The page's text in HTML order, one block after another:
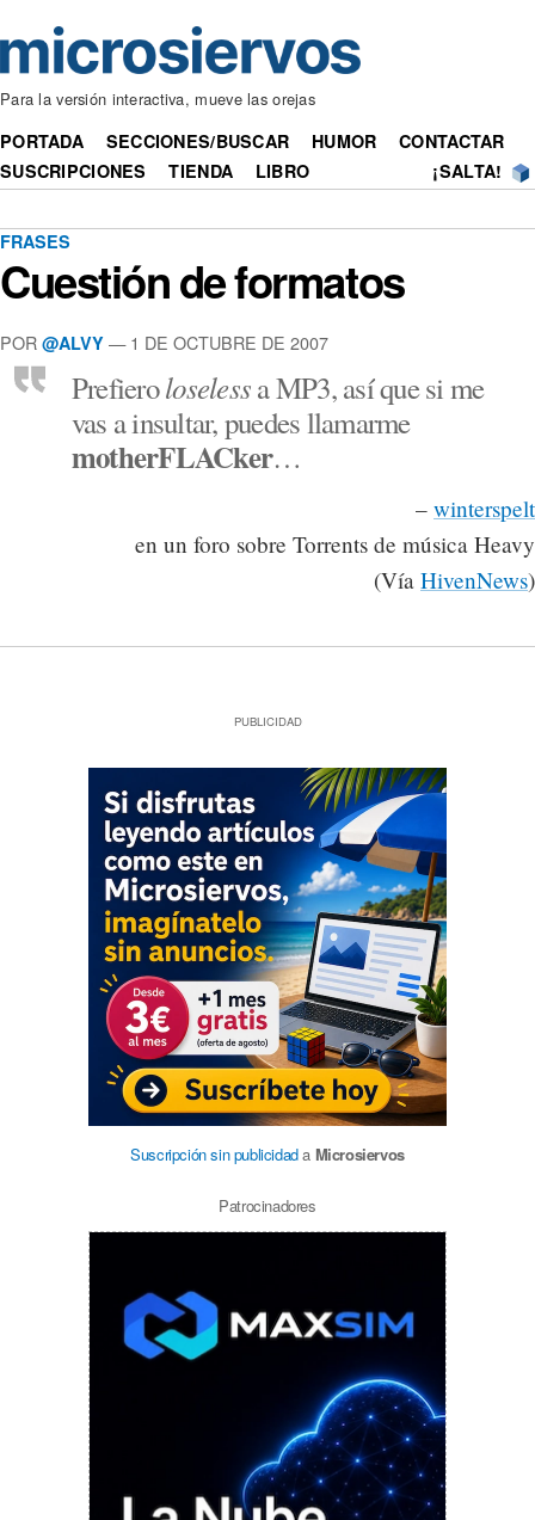
Para la versión interactiva, mueve las orejas
PORTADA SECCIONES/BUSCAR HUMOR
CONTACTAR
SUSCRIPCIONES
TIENDA LIBRO ¡SALTA!
FRASES
Cuestión de formatos
POR @ALVY — 1 DE OCTUBRE DE 2007
Prefieroloselessa MP3, así que si me
vas a insultar, puedes llamarme
motherFLACker…
– winterspelt
en un foro sobre Torrents de música Heavy
(Vía HivenNews)
PUBLICIDAD
Suscripción sin publicidada Microsiervos
Patrocinadores